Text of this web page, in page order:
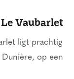
Vaubarlet
ligt prachtig
op een